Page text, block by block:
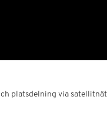
platsdelning via